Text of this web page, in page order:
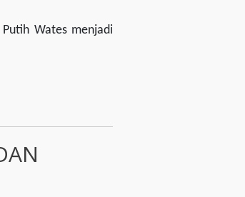
Wates menjadi